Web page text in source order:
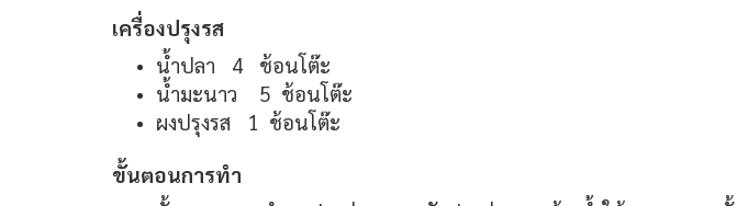
เครื่องปรุงรส
น้ำปลา 4 ช้อนโต๊ะ
น้ำมะนาว 5 ช้อนโต๊ะ
ผงปรุงรส 1 ช้อนโต๊ะ
ขั้นตอนการทำ